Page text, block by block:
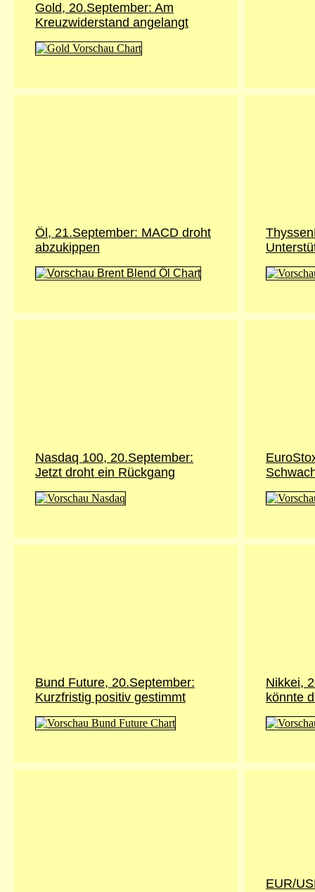
Gold, 20.September: Am
Kreuzwiderstand angelangt
Öl, 21.September: MACD droht
abzukippen
Nasdaq 100, 20.September:
Jetzt droht ein Rückgang
Bund Future, 20.September:
Kurzfristig positiv gestimmt
Nikkei,
könnte
EUR/